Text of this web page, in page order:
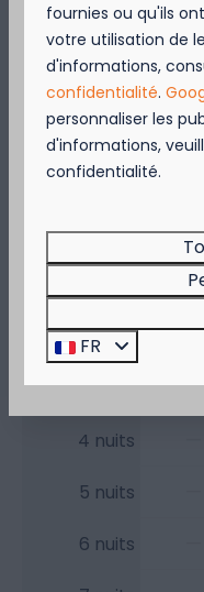
Disponibilité
2 personnes
me 19-08-2026
18
—
2 nuits —
3 nuits —
4 nuits
5 nuits
6 nuits
September
Geniet van 2
korting op de
wanneer je een
Deze actie is
Brasserie
& Terracein
Wees er snel bij,
Boek nu!
fournies ou qu'ils
votre utilisation de
d'informations,
confidentialité.
personnaliser les
d'informations,
confidentialité.
FR